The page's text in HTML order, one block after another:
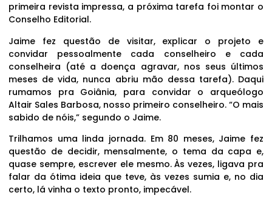
primeira revista impressa, a próxima tarefa foi montar o
Conselho Editorial.
Jaime fez questão de visitar, explicar o projeto e
convidar pessoalmente cada conselheiro e cada
conselheira (até a doença agravar, nos seus últimos
meses de vida, nunca abriu mão dessa tarefa). Daqui
rumamos pra Goiânia, para convidar o arqueólogo
Altair Sales Barbosa, nosso primeiro conselheiro. “O mais
sabido de nóis,” segundo o Jaime.
Trilhamos uma linda jornada. Em 80 meses, Jaime fez
questão de decidir, mensalmente, o tema da capa e,
quase sempre, escrever ele mesmo. Às vezes, ligava pra
falar da ótima ideia que teve, às vezes sumia e, no dia
certo, lá vinha o texto pronto, impecável.